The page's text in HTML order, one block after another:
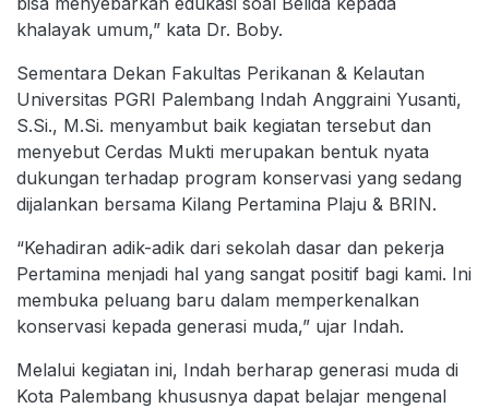
khalayak umum,” kata Dr. Boby.
Sementara Dekan Fakultas Perikanan & Kelautan
Universitas PGRI Palembang Indah Anggraini Yusanti,
S.Si., M.Si. menyambut baik kegiatan tersebut dan
menyebut Cerdas Mukti merupakan bentuk nyata
dukungan terhadap program konservasi yang sedang
dijalankan bersama Kilang Pertamina Plaju & BRIN.
“Kehadiran adik-adik dari sekolah dasar dan pekerja
Pertamina menjadi hal yang sangat positif bagi kami. Ini
membuka peluang baru dalam memperkenalkan
konservasi kepada generasi muda,” ujar Indah.
Melalui kegiatan ini, Indah berharap generasi muda di
Kota Palembang khususnya dapat belajar mengenal